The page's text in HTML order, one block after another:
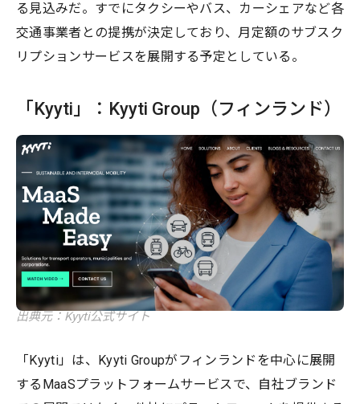
る見込みだ。すでにタクシーやバス、カーシェアなど各
交通事業者との提携が決定しており、月定額のサブスク
リプションサービスを展開する予定としている。
「Kyyti」：Kyyti Group（フィンランド）
出典元：Kyyti公式サイト
「Kyyti」は、Kyyti Groupがフィンランドを中心に展開
するMaaSプラットフォームサービスで、自社ブランド